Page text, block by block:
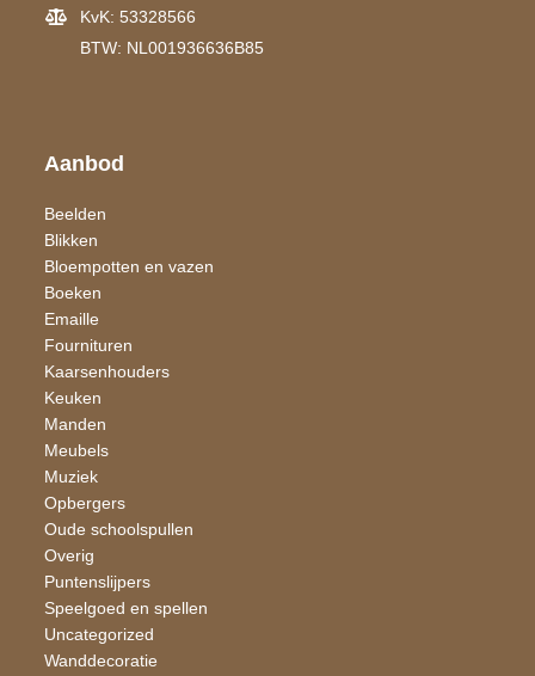
KvK: 53328566
BTW: NL001936636B85
Aanbod
Beelden
Blikken
Bloempotten en vazen
Boeken
Emaille
Fournituren
Kaarsen​houders
Keuken
Manden
Meubels
Muziek
Opbergers
Oude schoolspullen
Overig
Puntenslijpers
Speelgoed en spellen
Uncategorized
Wand​decoratie